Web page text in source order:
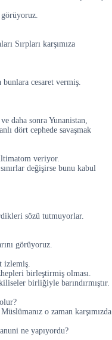
Sırpları karşımıza
bunlara cesaret vermiş.
daha sonra Yunanistan,
dört cephede savaşmak
veriyor.
değişirse bunu kabul
sözü tutmuyorlar.
görüyoruz.
izlemiş.
birleştirmiş olması.
birliğiyle barındırmıştır.
o zaman karşımızda
ne yapıyordu?